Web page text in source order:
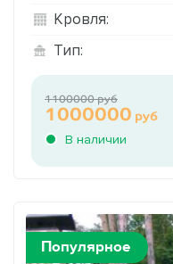
Кровля:
Тип:
В наличии
1000000 руб
1100000 руб
Популярное